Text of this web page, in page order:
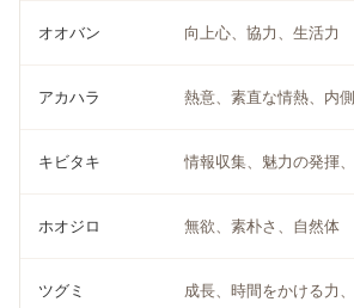
オオバン 向上心、協力、生活力
アカハラ 熱意、素直な情熱、内
キビタキ 情報収集、魅力の発揮
ホオジロ 無欲、素朴さ、自然体
ツグミ 成長、時間をかける力